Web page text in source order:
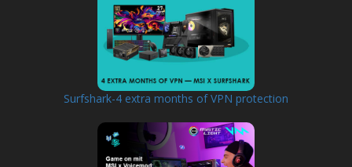
Surfshark-4 extra months of VPN protection